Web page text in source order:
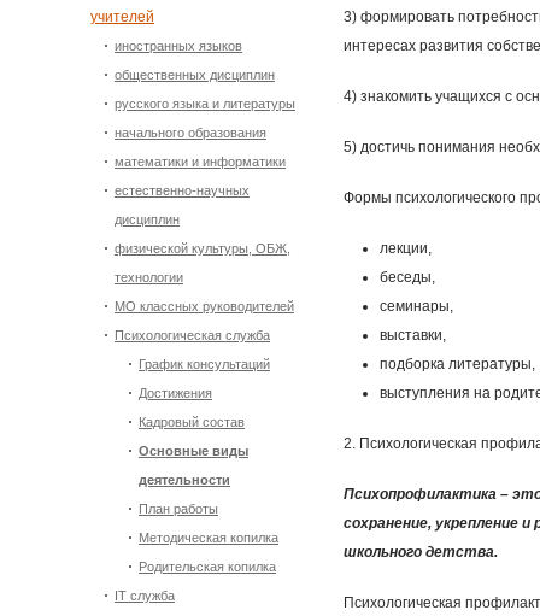
3) формировать
интересах развития
4) знакомить учащихся с
5) достичь понимания
Формы психологического
лекции,
беседы,
семинары,
выставки,
подборка литературы,
выступления на
2. Психологическая
Психопрофилактика –
сохранение, укрепление
школьного детства.
Психологическая
учителей
иностранных языков
общественных дисциплин
русского языка и литературы
начального образования
математики и информатики
естественно-научных
дисциплин
физической культуры, ОБЖ,
технологии
МО классных руководителей
Психологическая служба
График консультаций
Достижения
Кадровый состав
Основные виды
деятельности
План работы
Методическая копилка
Родительская копилка
IT служба